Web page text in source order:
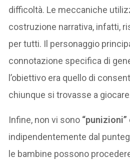
difficoltà. Le meccaniche
costruzione narrativa, infatti,
per tutti. Il personaggio
connotazione specifica di
l’obiettivo era quello di
chiunque si trovasse a
Infine, non vi sono “punizioni”
indipendentemente dal
le bambine possono